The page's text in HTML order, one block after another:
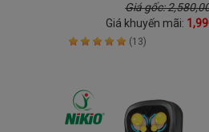
Giá gốc:
Giá khuyến mãi:
(13)